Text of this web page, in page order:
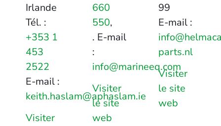
Irlande
Tél. :
+353 1
453
2522
E-mail :
keith.haslam@aphaslam.ie
Visiter
660
550,
. E-mail
:
info@marineeq.com
Visiter
le site
web
99
E-mail :
parts.nl
Visiter
le site
web